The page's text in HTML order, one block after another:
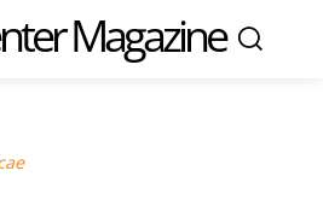
Magazine